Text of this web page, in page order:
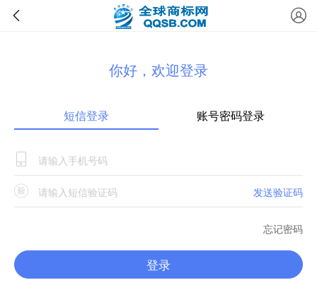
你好，欢迎登录
短信登录 账号密码登录
发送验证码
忘记密码
登录